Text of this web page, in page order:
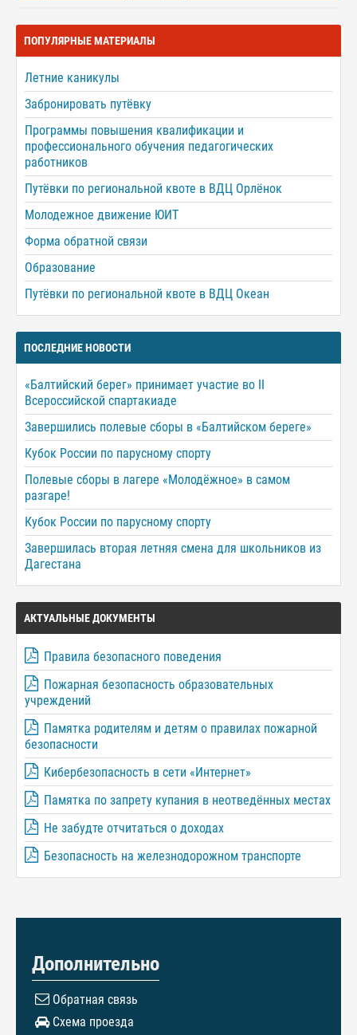
ПОПУЛЯРНЫЕ МАТЕРИАЛЫ
Летние каникулы
Забронировать путёвку
Программы повышения квалификации и
профессионального обучения педагогических
работников
Путёвки по региональной квоте в ВДЦ Орлёнок
Молодежное движение ЮИТ
Форма обратной связи
Образование
Путёвки по региональной квоте в ВДЦ Океан
ПОСЛЕДНИЕ НОВОСТИ
«Балтийский берег» принимает участие во II
Всероссийской спартакиаде
Завершились полевые сборы в «Балтийском береге»
Кубок России по парусному спорту
Полевые сборы в лагере «Молодёжное» в самом
разгаре!
Кубок России по парусному спорту
Завершилась вторая летняя смена для школьников из
Дагестана
АКТУАЛЬНЫЕ ДОКУМЕНТЫ
Правила безопасного поведения
Пожарная безопасность образовательных
учреждений
Памятка родителям и детям о правилах пожарной
безопасности
Кибербезопасность в сети «Интернет»
Памятка по запрету купания в неотведённых местах
Не забудте отчитаться о доходах
Безопасность на железнодорожном транспорте
Дополнительно
Обратная связь
Схема проезда